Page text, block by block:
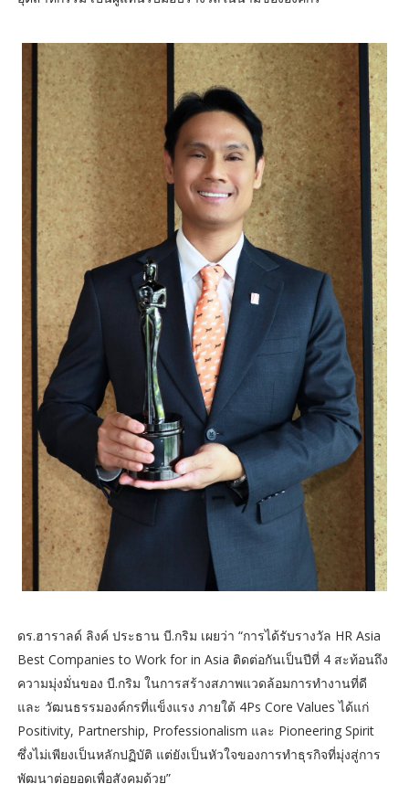
ดร.ฮาราลด์ ลิงค์ ประธาน บี.กริม เผยว่า “การได้รับรางวัล HR Asia
Best Companies to Work for in Asia ติดต่อกันเป็นปีที่ 4 สะท้อนถึง
ความมุ่งมั่นของ บี.กริม ในการสร้างสภาพแวดล้อมการทำงานที่ดี
และ วัฒนธรรมองค์กรที่แข็งแรง ภายใต้ 4Ps Core Values ได้แก่
Positivity, Partnership, Professionalism และ Pioneering Spirit
ซึ่งไม่เพียงเป็นหลักปฏิบัติ แต่ยังเป็นหัวใจของการทำธุรกิจที่มุ่งสู่การ
พัฒนาต่อยอดเพื่อสังคมด้วย”